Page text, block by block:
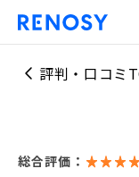
評判・口コミ
総合評価：